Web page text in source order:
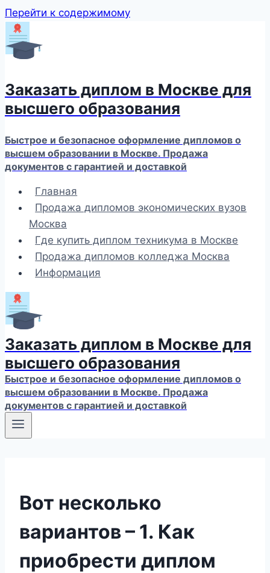
Перейти к содержимому
Заказать диплом в Москве для
высшего образования
Быстрое и безопасное оформление дипломов о
высшем образовании в Москве. Продажа
документов с гарантией и доставкой
Главная
Продажа дипломов экономических вузов
Москва
Где купить диплом техникума в Москве
Продажа дипломов колледжа Москва
Информация
Заказать диплом в Москве для
высшего образования
Быстрое и безопасное оформление дипломов о
высшем образовании в Москве. Продажа
документов с гарантией и доставкой
Вот несколько
вариантов – 1. Как
приобрести диплом